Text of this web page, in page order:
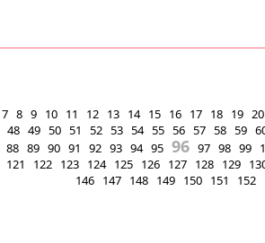
7 8 9 10 11 12 13 14 15 16 17 18 19 20
48 49 50 51 52 53 54 55 56 57 58 59
88 89 90 91 92 93 94 95 96 97 98 99
121 122 123 124 125 126 127 128 129
146 147 148 149 150 151 152